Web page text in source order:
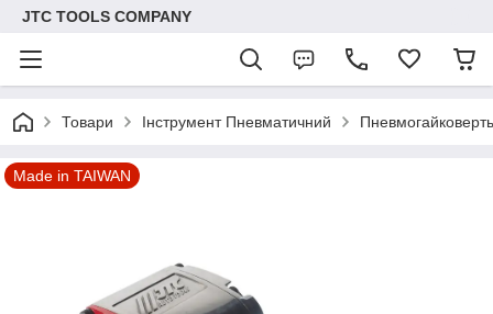
JTC TOOLS COMPANY
Товари Інструмент Пневматичний
Made in TAIWAN